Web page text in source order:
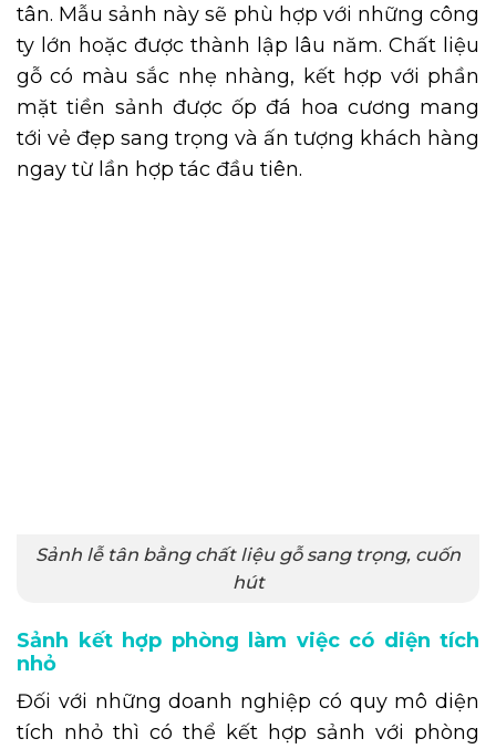
tân. Mẫu sảnh này sẽ phù hợp với những công
ty lớn hoặc được thành lập lâu năm. Chất liệu
gỗ có màu sắc nhẹ nhàng, kết hợp với phần
mặt tiền sảnh được ốp đá hoa cương mang
tới vẻ đẹp sang trọng và ấn tượng khách hàng
ngay từ lần hợp tác đầu tiên.
Sảnh lễ tân bằng chất liệu gỗ sang trọng, cuốn
hút
Sảnh kết hợp phòng làm việc có diện tích
nhỏ
Đối với những doanh nghiệp có quy mô diện
tích nhỏ thì có thể kết hợp sảnh với phòng